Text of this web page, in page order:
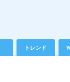
トレンド